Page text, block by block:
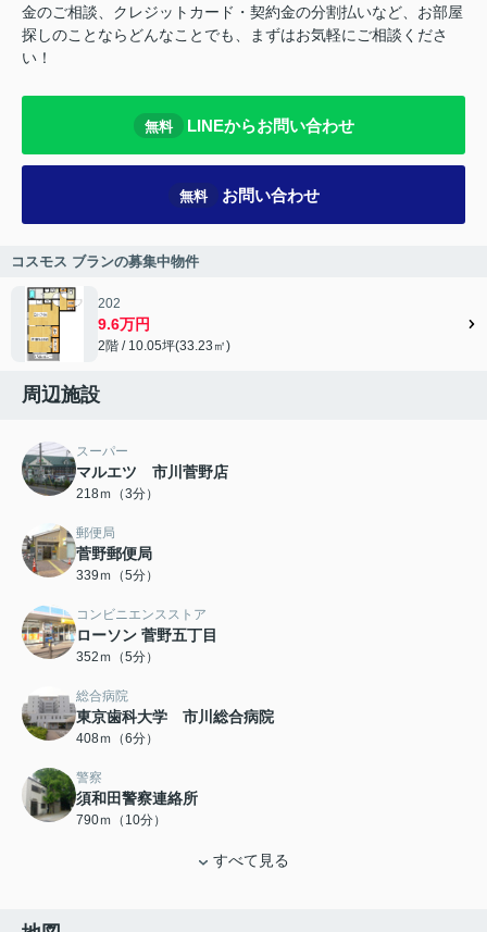
金のご相談、クレジットカード・契約金の分割払いなど、お部屋
探しのことならどんなことでも、まずはお気軽にご相談くださ
い！
無料 LINEからお問い合わせ
無料 お問い合わせ
コスモス ブランの募集中物件
202
9.6万円
2階 / 10.05坪(33.23㎡)
周辺施設
スーパー
マルエツ 市川菅野店
218ｍ（3分）
郵便局
菅野郵便局
339ｍ（5分）
コンビニエンスストア
ローソン 菅野五丁目
352ｍ（5分）
総合病院
東京歯科大学 市川総合病院
408ｍ（6分）
警察
須和田警察連絡所
790ｍ（10分）
すべて見る